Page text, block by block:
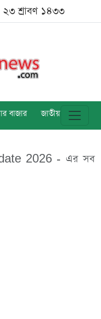
শ্রাবণ ১৪৩৩
বাজার জাতীয় বিশ্ব
2026 - এর সব